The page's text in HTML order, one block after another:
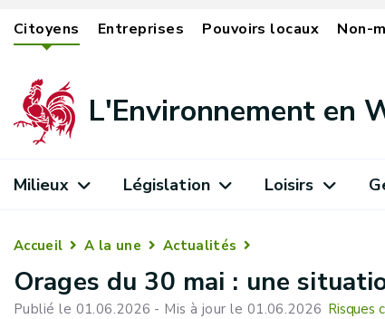
Citoyens Entreprises Pouvoirs locaux Non-
L'Environnement en
Milieux Législation Loisirs
Accueil A la une Actualités
Orages du 30 mai : une
Publié le 01.06.2026 - Mis à jour le 01.06.2026 Risques